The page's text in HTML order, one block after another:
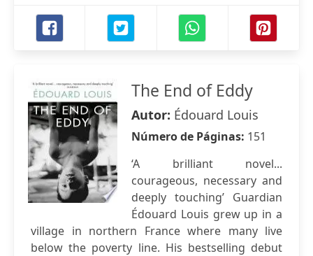
The End of Eddy
Autor: Édouard Louis
Número de Páginas: 151
‘A brilliant novel...
courageous, necessary and
deeply touching’ Guardian
Édouard Louis grew up in a
village in northern France where many live
below the poverty line. His bestselling debut